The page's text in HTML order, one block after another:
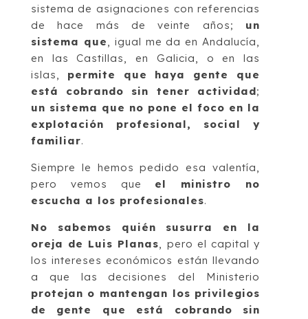
sistema de asignaciones con referencias
de hace más de veinte años; un
sistema que, igual me da en Andalucía,
en las Castillas, en Galicia, o en las
islas, permite que haya gente que
está cobrando sin tener actividad;
un sistema que no pone el foco en la
explotación profesional, social y
familiar.
Siempre le hemos pedido esa valentía,
pero vemos que el ministro no
escucha a los profesionales.
No sabemos quién susurra en la
oreja de Luis Planas, pero el capital y
los intereses económicos están llevando
a que las decisiones del Ministerio
protejan o mantengan los privilegios
de gente que está cobrando sin